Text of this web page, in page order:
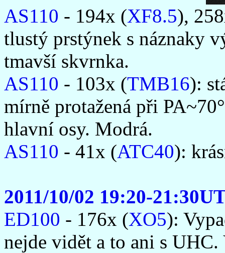
AS110 - 194x (XF8.5),
tlustý prstýnek s náznaky
tmavší skvrnka.
AS110 - 103x (TMB16):
mírně protažená při
hlavní osy. Modrá.
AS110 - 41x (ATC40):
2011/10/02 19:20-
ED100 - 176x (XO5):
nejde vidět a to ani s